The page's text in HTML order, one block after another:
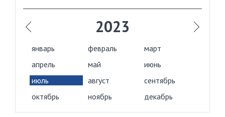
2023
январь февраль
март
апрель
май
июнь
июль
август
сентябрь
октябрь
ноябрь декабрь